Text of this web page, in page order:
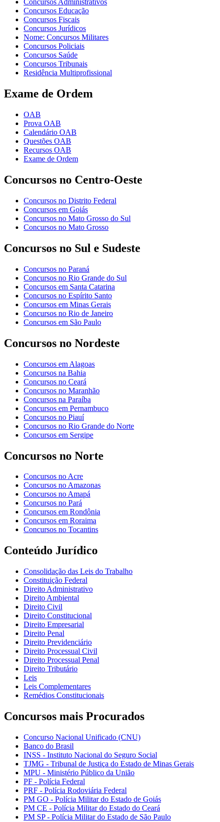
Concursos Administrativos
Concursos Educação
Concursos Fiscais
Concursos Jurídicos
Nome: Concursos Militares
Concursos Policiais
Concursos Saúde
Concursos Tribunais
Residência Multiprofissional
Exame de Ordem
OAB
Prova OAB
Calendário OAB
Questões OAB
Recursos OAB
Exame de Ordem
Concursos no Centro-Oeste
Concursos no Distrito Federal
Concursos em Goiás
Concursos no Mato Grosso do Sul
Concursos no Mato Grosso
Concursos no Sul e Sudeste
Concursos no Paraná
Concursos no Rio Grande do Sul
Concursos em Santa Catarina
Concursos no Espírito Santo
Concursos em Minas Gerais
Concursos no Rio de Janeiro
Concursos em São Paulo
Concursos no Nordeste
Concursos em Alagoas
Concursos na Bahia
Concursos no Ceará
Concursos no Maranhão
Concursos na Paraíba
Concursos em Pernambuco
Concursos no Piauí
Concursos no Rio Grande do Norte
Concursos em Sergipe
Concursos no Norte
Concursos no Acre
Concursos no Amazonas
Concursos no Amapá
Concursos no Pará
Concursos em Rondônia
Concursos em Roraima
Concursos no Tocantins
Conteúdo Jurídico
Consolidação das Leis do Trabalho
Constituição Federal
Direito Administrativo
Direito Ambiental
Direito Civil
Direito Constitucional
Direito Empresarial
Direito Penal
Direito Previdenciário
Direito Processual Civil
Direito Processual Penal
Direito Tributário
Leis
Leis Complementares
Remédios Constitucionais
Concursos mais Procurados
Concurso Nacional Unificado (CNU)
Banco do Brasil
INSS - Instituto Nacional do Seguro Social
TJMG - Tribunal de Justiça do Estado de Minas Gerais
MPU - Ministério Público da União
PF - Polícia Federal
PRF - Polícia Rodoviária Federal
PM GO - Polícia Militar do Estado de Goiás
PM CE - Polícia Militar do Estado do Ceará
PM SP - Polícia Militar do Estado de São Paulo